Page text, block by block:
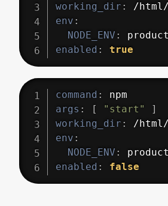
working_dir :
env :
NODE_ENV :
enabled : true
command :
args : [ "start"
]
working_dir :
env :
NODE_ENV :
enabled : false